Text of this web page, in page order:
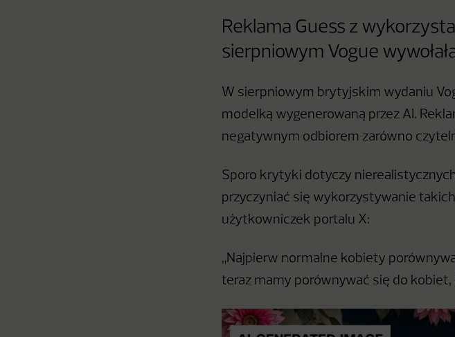
Reklama Guess z
sierpniowym Vogue
W sierpniowym brytyjskim wydaniu
modelką wygenerowaną przez AI.
negatywnym odbiorem zarówno
Sporo krytyki dotyczy
przyczyniać się wykorzystywanie takich
użytkowniczek portalu X:
„Najpierw normalne kobiety
teraz mamy porównywać się do